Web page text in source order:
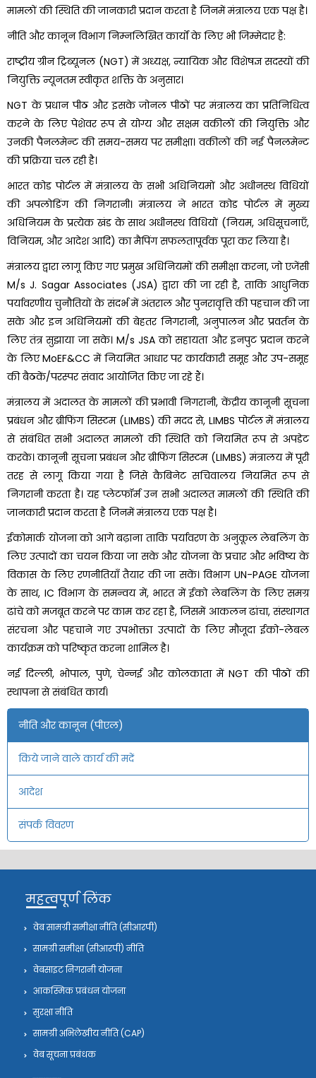
नीति और कानून (पीएल)
किये जाने वाले कार्य की मदें
आदेश
संपर्क विवरण
मामलों की स्थिति की जानकारी प्रदान करता है जिनमें मंत्रालय एक पक्ष है।
नीति और कानून विभाग निम्नलिखित कार्यों के लिए भी जिम्मेदार है:
राष्ट्रीय ग्रीन ट्रिब्यूनल (NGT) में अध्यक्ष, न्यायिक और विशेषज्ञ सदस्यों की
नियुक्ति न्यूनतम स्वीकृत शक्ति के अनुसार।
NGT के प्रधान पीठ और इसके जोनल पीठों पर मंत्रालय का प्रतिनिधित्व
करने के लिए पेशेवर रूप से योग्य और सक्षम वकीलों की नियुक्ति और
उनकी पैनलमेन्ट की समय-समय पर समीक्षा। वकीलों की नई पैनलमेन्ट
की प्रक्रिया चल रही है।
भारत कोड पोर्टल में मंत्रालय के सभी अधिनियमों और अधीनस्थ विधियों
की अपलोडिंग की निगरानी। मंत्रालय ने भारत कोड पोर्टल में मुख्य
अधिनियम के प्रत्येक खंड के साथ अधीनस्थ विधियों (नियम, अधिसूचनाएँ,
विनियम, और आदेश आदि) का मैपिंग सफलतापूर्वक पूरा कर लिया है।
मंत्रालय द्वारा लागू किए गए प्रमुख अधिनियमों की समीक्षा करना, जो एजेंसी
M/s J. Sagar Associates (JSA) द्वारा की जा रही है, ताकि आधुनिक
पर्यावरणीय चुनौतियों के संदर्भ में अंतराल और पुनरावृत्ति की पहचान की जा
सके और इन अधिनियमों की बेहतर निगरानी, अनुपालन और प्रवर्तन के
लिए तंत्र सुझाया जा सके। M/s JSA को सहायता और इनपुट प्रदान करने
के लिए MoEF&CC में नियमित आधार पर कार्यकारी समूह और उप-समूह
की बैठकें/परस्पर संवाद आयोजित किए जा रहे हैं।
मंत्रालय में अदालत के मामलों की प्रभावी निगरानी, केंद्रीय कानूनी सूचना
प्रबंधन और ब्रीफिंग सिस्टम (LIMBS) की मदद से, LIMBS पोर्टल में मंत्रालय
से संबंधित सभी अदालत मामलों की स्थिति को नियमित रूप से अपडेट
करके। कानूनी सूचना प्रबंधन और ब्रीफिंग सिस्टम (LIMBS) मंत्रालय में पूरी
तरह से लागू किया गया है जिसे कैबिनेट सचिवालय नियमित रूप से
निगरानी करता है। यह प्लेटफॉर्म उन सभी अदालत मामलों की स्थिति की
जानकारी प्रदान करता है जिनमें मंत्रालय एक पक्ष है।
ईकोमार्क योजना को आगे बढ़ाना ताकि पर्यावरण के अनुकूल लेबलिंग के
लिए उत्पादों का चयन किया जा सके और योजना के प्रचार और भविष्य के
विकास के लिए रणनीतियाँ तैयार की जा सकें। विभाग UN-PAGE योजना
के साथ, IC विभाग के समन्वय में, भारत में ईको लेबलिंग के लिए समग्र
ढांचे को मजबूत करने पर काम कर रहा है, जिसमें आकलन ढांचा, संस्थागत
संरचना और पहचाने गए उपभोक्ता उत्पादों के लिए मौजूदा ईको-लेबल
कार्यक्रम को परिष्कृत करना शामिल है।
नई दिल्ली, भोपाल, पुणे, चेन्नई और कोलकाता में NGT की पीठों की
स्थापना से संबंधित कार्य।
महत्वपूर्ण लिंक
वेब सामग्री समीक्षा नीति (सीआरपी)
सामग्री समीक्षा (सीआरपी) नीति
वेबसाइट निगरानी योजना
आकस्मिक प्रबंधन योजना
सुरक्षा नीति
सामग्री अभिलेखीय नीति (CAP)
वेब सूचना प्रबंधक